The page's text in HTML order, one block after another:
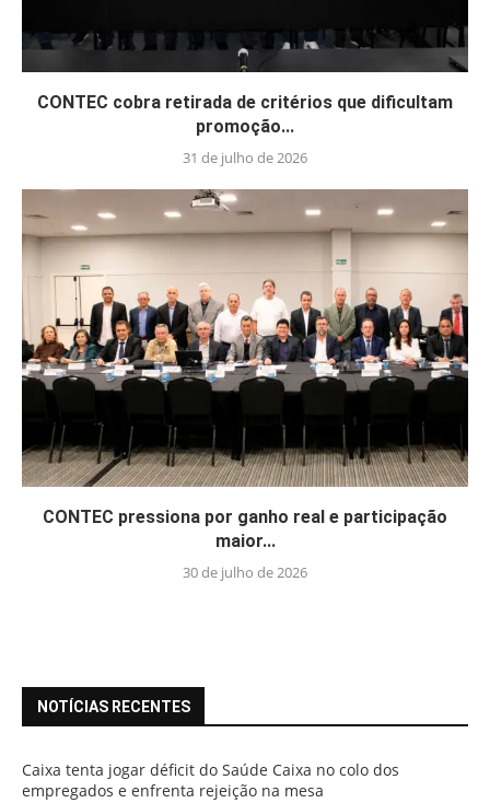
CONTEC cobra retirada de critérios que dificultam
promoção...
31 de julho de 2026
CONTEC pressiona por ganho real e participação
maior...
30 de julho de 2026
NOTÍCIAS RECENTES
Caixa tenta jogar déficit do Saúde Caixa no colo dos
empregados e enfrenta rejeição na mesa